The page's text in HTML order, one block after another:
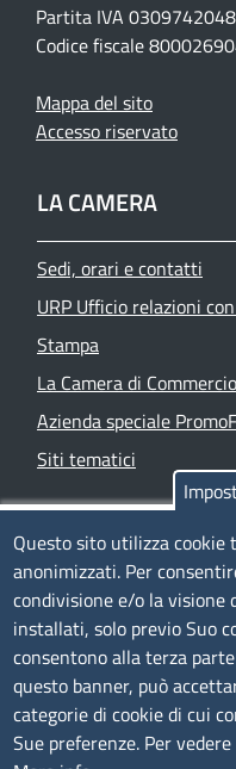
Partita IVA
Codice fiscale
Mappa del sito
Accesso riservato
LA CAMERA
Sedi, orari e contatti
URP Ufficio relazioni
Stampa
La Camera di
Azienda speciale
Siti tematici
TRASPARENZA
Albo Online
Amministrazione
Bandi e concorsi
Segnalazioni
Accessibilità
Questo sito utilizza cookie
anonimizzati. Per
condivisione e/o la visione
installati, solo previo Suo
consentono alla terza
questo banner, può
categorie di cookie di cui
Sue preferenze. Per